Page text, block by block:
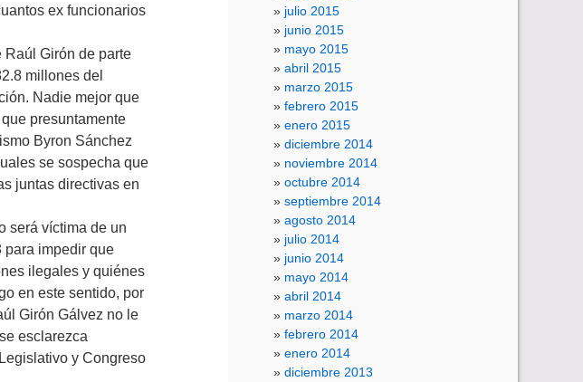
ex funcionarios
Raúl Girón de parte
millones del
Nadie mejor que
presuntamente
Byron Sánchez
se sospecha que
juntas directivas en
será víctima de un
para impedir que
ilegales y quiénes
en este sentido, por
Girón Gálvez no le
esclarezca
y Congreso
julio 2015
junio 2015
mayo 2015
abril 2015
marzo 2015
febrero 2015
enero 2015
diciembre 2014
noviembre 2014
octubre 2014
septiembre 2014
agosto 2014
julio 2014
junio 2014
mayo 2014
abril 2014
marzo 2014
febrero 2014
enero 2014
diciembre 2013